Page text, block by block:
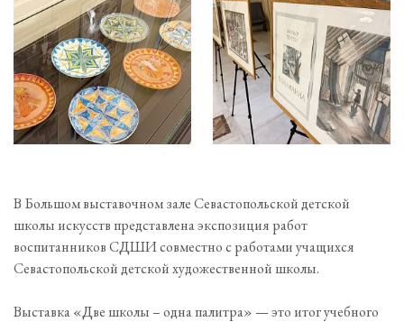
В Большом выставочном зале Севастопольской детской
школы искусств представлена экспозиция работ
воспитанников СДШИ совместно с работами учащихся
Севастопольской детской художественной школы.
Выставка «Две школы – одна палитра» — это итог учебного